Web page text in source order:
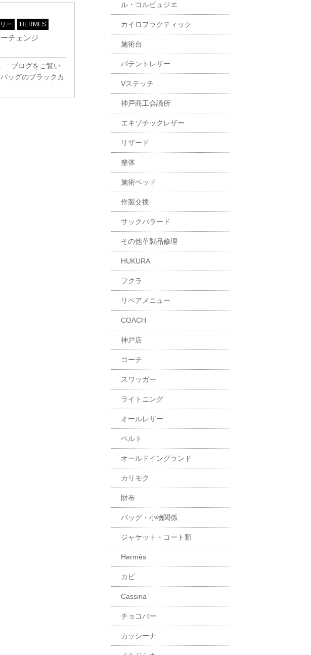
ー HERMES
チェンジ
ブログをご覧い
ッグのブラックカ
ル・コルビュジエ
カイロプラクティック
施術台
パテントレザー
Vステッチ
神戸商工会議所
エキゾチックレザー
リザード
整体
施術ベッド
作製交換
サックバラード
その他革製品修理
HUKURA
フクラ
リペアメニュー
COACH
神戸店
コーチ
スワッガー
ライトニング
オールレザー
ベルト
オールドイングランド
カリモク
財布
バッグ・小物関係
ジャケット・コート類
Hermès
カビ
Cassina
チョコバー
カッシーナ